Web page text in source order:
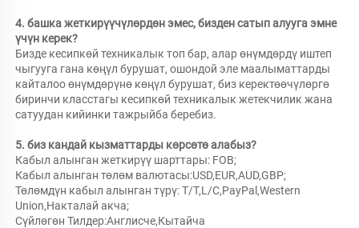
4. башка жеткирүүчүлөрдөн эмес, бизден сатып алууга эмне
үчүн керек?
Бизде кесипкөй техникалык топ бар, алар өнүмдөрдү иштеп
чыгууга гана көңүл бурушат, ошондой эле маалыматтарды
кайталоо өнүмдөрүнө көңүл бурушат, биз керектөөчүлөргө
биринчи класстагы кесипкөй техникалык жетекчилик жана
сатуудан кийинки тажрыйба беребиз.
5. биз кандай кызматтарды көрсөтө алабыз?
Кабыл алынган жеткирүү шарттары: FOB;
Кабыл алынган төлөм валютасы:USD,EUR,AUD,GBP;
Төлөмдүн кабыл алынган түрү: T/T,L/C,PayPal,Western
Union,Накталай акча;
Сүйлөгөн Тилдер:Англисче,Кытайча